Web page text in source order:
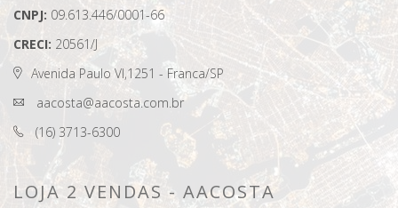
CNPJ: 09.613.446/0001-66
CRECI: 20561/J
Avenida Paulo VI,1251 - Franca/SP
aacosta@aacosta.com.br
(16) 3713-6300
LOJA 2 VENDAS - AACOSTA